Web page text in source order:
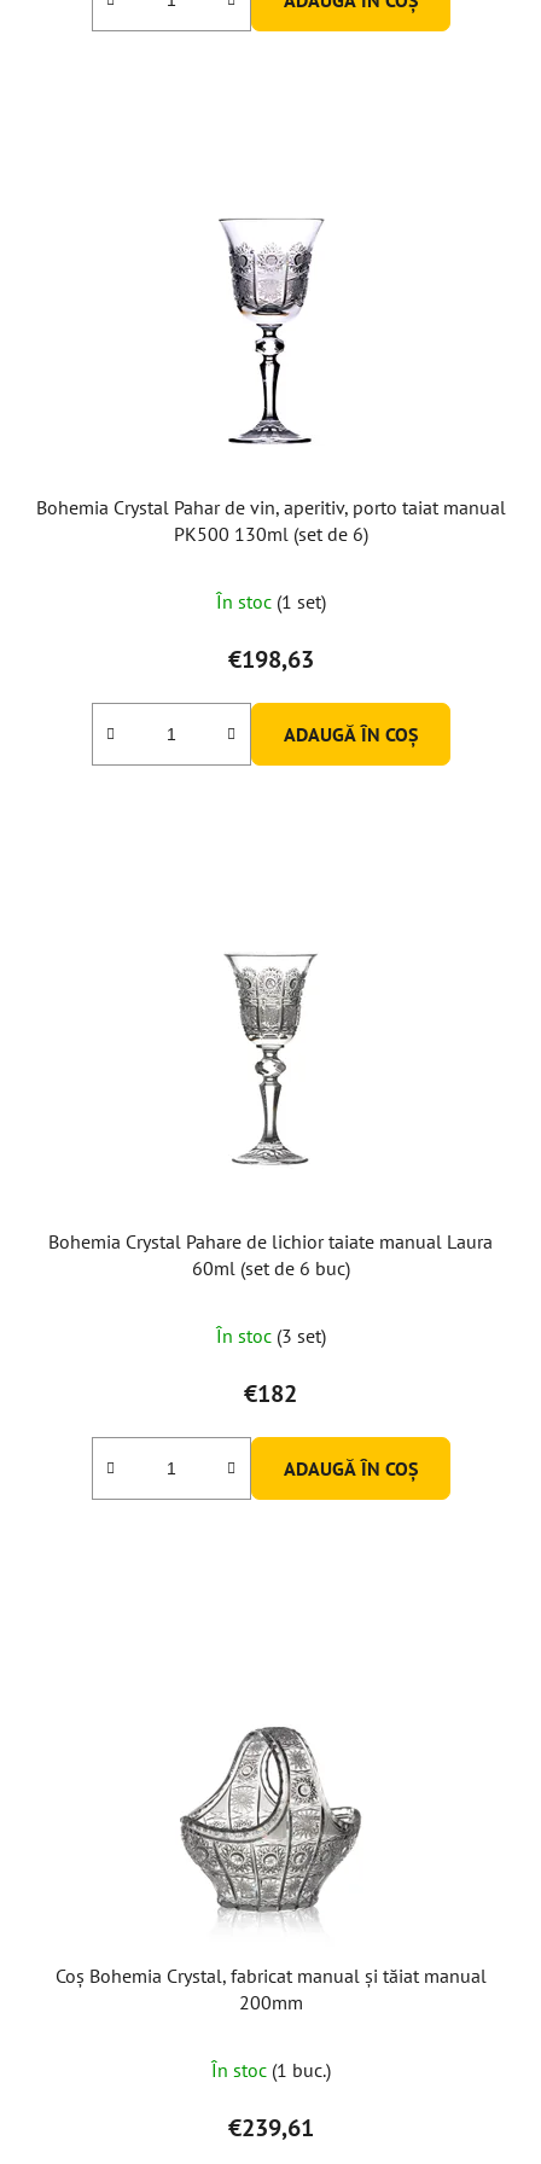
Bohemia Crystal Pahar de vin, aperitiv, porto taiat manual
PK500 130ml (set de 6)
În stoc (1 set)
€198,63
ADAUGĂ ÎN COŞ
Bohemia Crystal Pahare de lichior taiate manual Laura
60ml (set de 6 buc)
În stoc (3 set)
€182
ADAUGĂ ÎN COŞ
Coș Bohemia Crystal, fabricat manual și tăiat manual
200mm
În stoc (1 buc.)
€239,61